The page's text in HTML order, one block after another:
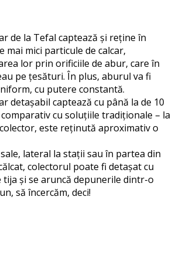
de la Tefal captează și reține în
mai mici particule de calcar,
lor prin orificiile de abur, care în
pe țesături. În plus, aburul va fi
cu putere constantă.
detașabil captează cu până la de 10
cu soluțiile tradiționale – la
este reținută aproximativ o
lateral la stații sau în partea din
colectorul poate fi detașat cu
tija și se aruncă depunerile dintr-o
să încercăm, deci!